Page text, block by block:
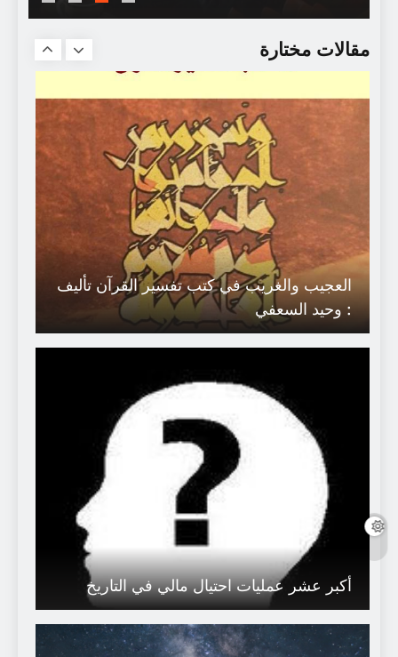
مقالات مختارة
أحمد اليبوري… حين يصيرُ الأستاذُ ذاكرةً
العجيب والغريب في كتب تفسير القرآن تأليف
: وحيد السعفي
أكبر عشر عمليات احتيال مالي في التاريخ